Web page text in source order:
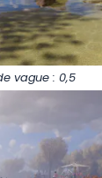
vague : 0,5